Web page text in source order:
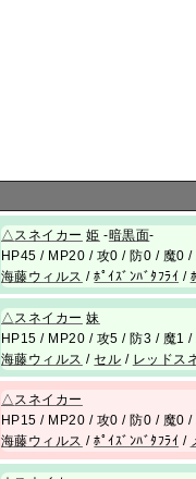
△ スネイカー 姫 -暗黒面-
HP45 / MP20 / 攻0 / 防0 / 魔0
海藤ウィルス /ﾎﾟｲｽﾞﾝﾊﾞﾀﾌﾗｲ /
△ スネイカー 妹
HP15 / MP20 / 攻5 / 防3 / 魔1
海藤ウィルス /セル / レッドス
△スネイカー
HP15 / MP20 / 攻0 / 防0 / 魔0
海藤ウィルス /ﾎﾟｲｽﾞﾝﾊﾞﾀﾌﾗｲ /